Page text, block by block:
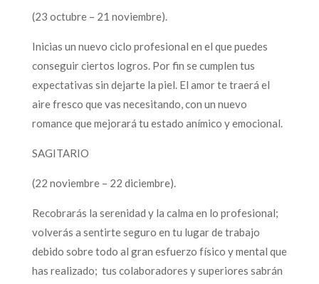
(23 octubre – 21 noviembre).
Inicias un nuevo ciclo profesional en el que puedes
conseguir ciertos logros. Por fin se cumplen tus
expectativas sin dejarte la piel. El amor te traerá el
aire fresco que vas necesitando, con un nuevo
romance que mejorará tu estado anímico y emocional.
SAGITARIO
(22 noviembre – 22 diciembre).
Recobrarás la serenidad y la calma en lo profesional;
volverás a sentirte seguro en tu lugar de trabajo
debido sobre todo al gran esfuerzo físico y mental que
has realizado; tus colaboradores y superiores sabrán